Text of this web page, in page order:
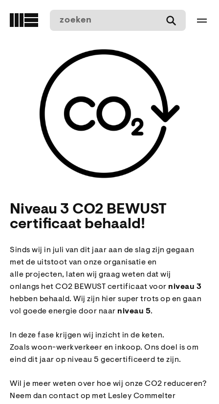
inhoud
Niveau 3 CO2 BEWUST
certificaat behaald!
Sinds wij in juli van dit jaar aan de slag zijn gegaan
met de uitstoot van onze organisatie en
alle projecten, laten wij graag weten dat wij
onlangs het CO2 BEWUST certificaat voor niveau 3
hebben behaald. Wij zijn hier super trots op en gaan
vol goede energie door naar niveau 5.
In deze fase krijgen wij inzicht in de keten.
Zoals woon-werkverkeer en inkoop. Ons doel is om
eind dit jaar op niveau 5 gecertificeerd te zijn.
Wil je meer weten over hoe wij onze CO2 reduceren?
Neem dan contact op met Lesley Commelter